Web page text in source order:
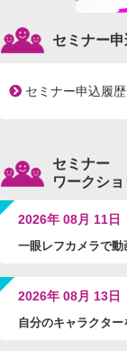
セミナー
セミナー申込履
セミナー
ワークシ
2026年 08月 11日
一眼レフカメラで
2026年 08月 13日
自分のキャラクター